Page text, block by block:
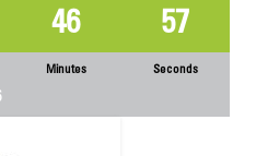
46
Minutes
57
Seconds